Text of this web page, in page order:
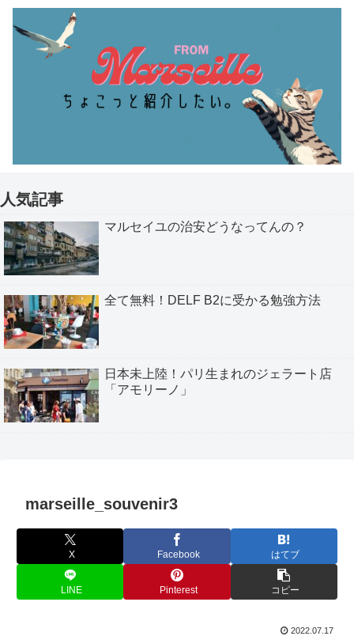
人気記事
マルセイユの治安どうなってんの？
全て無料！DELF B2に受かる勉強方法
日本未上陸！パリ生まれのジェラート店
「アモリーノ」
marseille_souvenir3
X Facebook はてブ
LINE Pinterest コピー
2022.07.17